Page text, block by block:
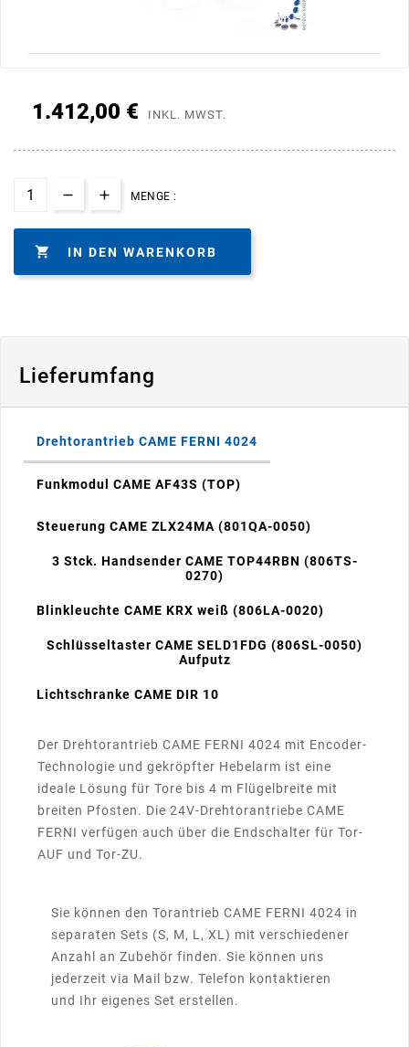
1.412,00 € INKL. MWST.
MENGE :
 IN DEN WARENKORB
Lieferumfang
Drehtorantrieb CAME FERNI 4024
Funkmodul CAME AF43S (TOP)
Steuerung CAME ZLX24MA (801QA-0050)
3 Stck. Handsender CAME TOP44RBN (806TS-
0270)
Blinkleuchte CAME KRX weiß (806LA-0020)
Schlüsseltaster CAME SELD1FDG (806SL-0050)
Aufputz
Lichtschranke CAME DIR 10
Der Drehtorantrieb CAME FERNI 4024 mit Encoder-
Technologie und gekröpfter Hebelarm ist eine
ideale Lösung für Tore bis 4 m Flügelbreite mit
breiten Pfosten. Die 24V-Drehtorantriebe CAME
FERNI verfügen auch über die Endschalter für Tor-
AUF und Tor-ZU.
Sie können den Torantrieb CAME FERNI 4024 in
separaten Sets (S, M, L, XL) mit verschiedener
Anzahl an Zubehör finden. Sie können uns
jederzeit via Mail bzw. Telefon kontaktieren
und Ihr eigenes Set erstellen.